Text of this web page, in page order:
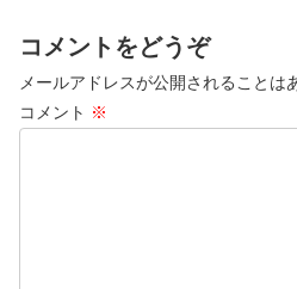
コメントをどうぞ
メールアドレスが公開されることは
コメント ※